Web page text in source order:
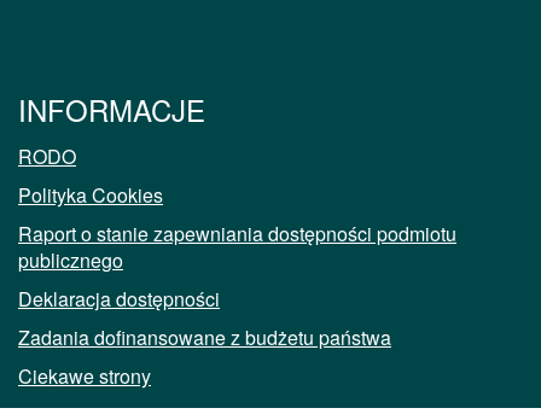
INFORMACJE
RODO
Polityka Cookies
Raport o stanie zapewniania dostępności podmiotu
publicznego
Deklaracja dostępności
Zadania dofinansowane z budżetu państwa
Ciekawe strony